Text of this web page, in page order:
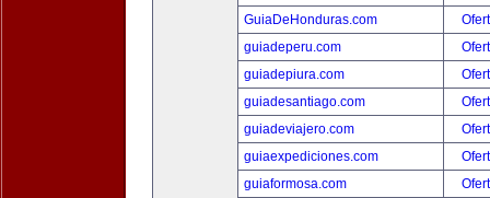
GuiaDeHonduras.com
guiadeperu.com
guiadepiura.com
guiadesantiago.com
guiadeviajero.com
guiaexpediciones.com
guiaformosa.com